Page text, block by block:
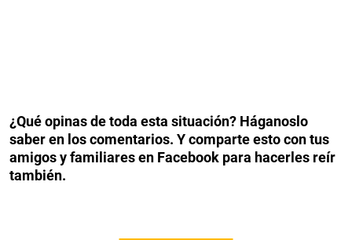
¿Qué opinas de toda esta situación? Háganoslo
saber en los comentarios. Y comparte esto con tus
amigos y familiares en Facebook para hacerles reír
también.